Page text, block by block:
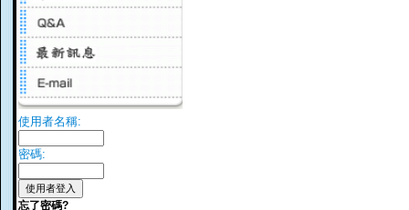
使用者名稱:
密碼:
忘了密碼?